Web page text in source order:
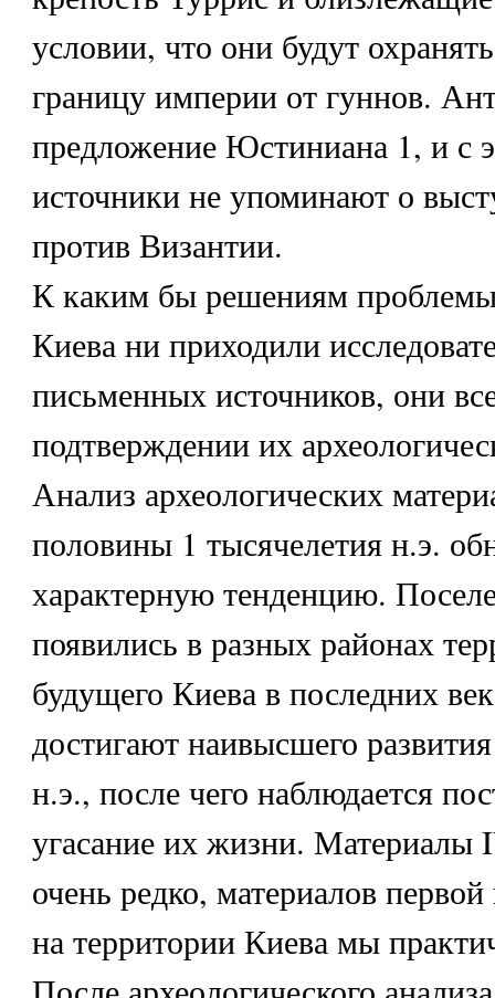
условии, что они будут
границу империи от гуннов.
предложение Юстиниана 1, и с
источники не упоминают о
против Византии.
К каким бы решениям
Киева ни приходили
письменных источников, они
подтверждении их
Анализ археологических
половины 1 тысячелетия н.э.
характерную тенденцию.
появились в разных районах
будущего Киева в последних
достигают наивысшего
н.э., после чего наблюдается
угасание их жизни. Материалы
очень редко, материалов
на территории Киева мы